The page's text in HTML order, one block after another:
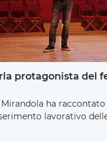
protagonista del
ha
lavorativo